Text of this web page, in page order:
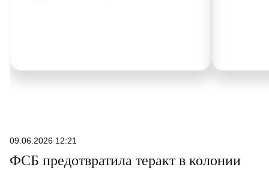
09.06.2026 12:21
ФСБ предотвратила теракт в колонии